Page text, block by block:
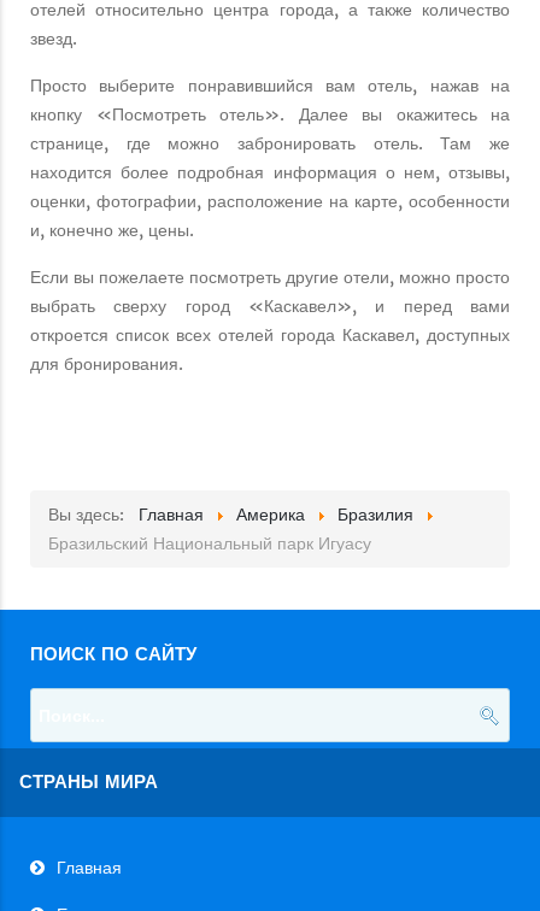
отелей относительно центра города, а также количество
звезд.
Просто выберите понравившийся вам отель, нажав на
кнопку «Посмотреть отель». Далее вы окажитесь на
странице, где можно забронировать отель. Там же
находится более подробная информация о нем, отзывы,
оценки, фотографии, расположение на карте, особенности
и, конечно же, цены.
Если вы пожелаете посмотреть другие отели, можно просто
выбрать сверху город «Каскавел», и перед вами
откроется список всех отелей города Каскавел, доступных
для бронирования.
Вы здесь: Главная Америка
Бразилия
Бразильский Национальный парк Игуасу
ПОИСК ПО САЙТУ
СТРАНЫ МИРА
Главная